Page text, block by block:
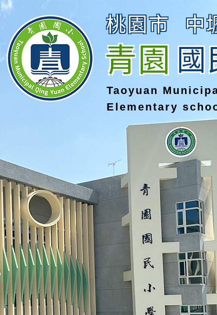
桃園市 中
青園
Taoyuan
Elementary